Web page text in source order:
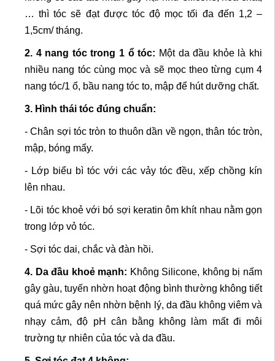
… thì tóc sẽ đạt được tóc độ mọc tối đa đến 1,2 –
1,5cm/ tháng.
2. 4 nang tóc trong 1 ổ tóc: Một da đầu khỏe là khi
nhiều nang tóc cùng mọc và sẽ mọc theo từng cụm 4
nang tóc/1 ổ, bầu nang tóc to, mập để hút dưỡng chất.
3. Hình thái tóc đúng chuẩn:
- Chân sợi tóc tròn to thuôn dần về ngọn, thân tóc tròn,
mập, bóng mẩy.
- Lớp biểu bì tóc với các vảy tóc đều, xếp chồng kín
lên nhau.
- Lõi tóc khoẻ với bó sợi keratin ôm khít nhau nằm gọn
trong lớp vỏ tóc.
- Sợi tóc dai, chắc và đàn hồi.
4. Da đầu khoẻ mạnh: Không Silicone, không bị nấm
gây gàu, tuyến nhờn hoạt động bình thường không tiết
quá mức gây nên nhờn bệnh lý, da đầu không viêm và
nhạy cảm, độ pH cân bằng không làm mất đi môi
trường tự nhiên của tóc và da đầu.